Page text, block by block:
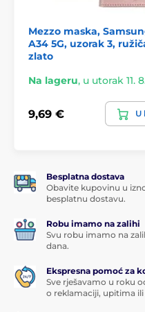
Mezzo maska,
A34 5G, uzorak 3,
zlato
Na lageru, u utorak 11.
9,69 € U
Besplatna dostava
Obavite kupovinu u
besplatnu dostavu.
Robu imamo na zalihi
Svu robu imamo na
dana.
Ekspresna pomoć za
Sve rješavamo u roku
o reklamaciji, upitima